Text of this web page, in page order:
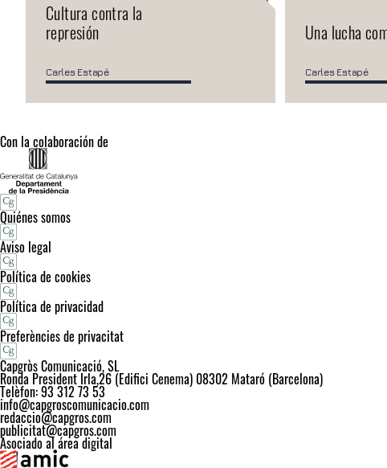
Cultura contra la
represión
Carles Estapé
Una lucha
Carles Estapé
Con la colaboración de
Quiénes somos
Aviso legal
Política de cookies
Política de privacidad
Preferències de privacitat
Capgròs Comunicació, SL
Ronda President Irla,26 (Edifici Cenema) 08302 Mataró (Barcelona)
Telèfon: 93 312 73 53
info@capgroscomunicacio.com
redaccio@capgros.com
publicitat@capgros.com
Asociado al área digital